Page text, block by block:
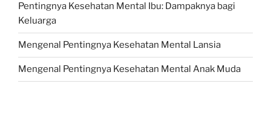
Pentingnya Kesehatan Mental Ibu: Dampaknya bagi
Keluarga
Mengenal Pentingnya Kesehatan Mental Lansia
Mengenal Pentingnya Kesehatan Mental Anak Muda